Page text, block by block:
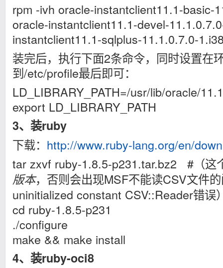
rpm -ivh oracle-instantclient11.1-basic-
oracle-instantclient11.1-devel-
instantclient11.1-sqlplus-11.1.0.7.0-
装完后，执行下面2条命令，同时设置在
到/etc/profile最后即可：
LD_LIBRARY_PATH=/usr/lib/oracle/
export LD_LIBRARY_PATH
3、装ruby
下载： http://www.ruby-lang.org/en/
tar zxvf ruby-1.8.5-p231.tar.bz2 #（这
版本，否则会出现MSF不能读CSV文件
uninitialized constant CSV::Reader错误
cd ruby-1.8.5-p231
./configure
make && make install
4、装ruby-oci8